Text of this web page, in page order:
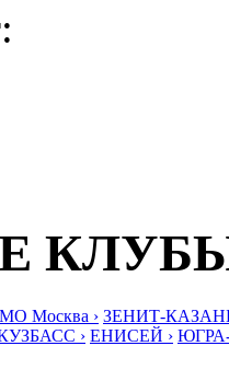
Москва › ЗЕНИТ-
› ЕНИСЕЙ ›